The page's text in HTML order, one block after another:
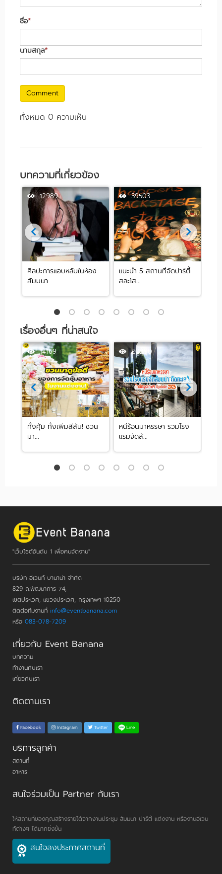
ชื่อ*
นามสกุล*
Comment
ทั้งหมด 0 ความเห็น
บทความที่เกี่ยวข้อง
12989
ศิลปะการแอบหลับในห้อง
สัมมนา
39503
แนะนำ 5 สถานที่จัดปาร์ตี้
สละโส...
เรื่องอื่นๆ ที่น่าสนใจ
14169
ทั้งคุ้ม ทั้งเพิ่มสีสัน! ชวน
มา...
20290
หนีร้อนมาหรรษา รวมโรง
แรมจัดสั...
"เว็บไซต์อันดับ 1 เพื่อคนจัดงาน"
บริษัท อีเวนท์ บานาน่า จำกัด
829 ถ.พัฒนาการ 74,
เขตประเวศ, แขวงประเวศ, กรุงเทพฯ 10250
ติดต่อทีมงานที่ info@eventbanana.com
หรือ 083-078-7209
เกี่ยวกับ Event Banana
บทความ
ทำงานกับเรา
เกี่ยวกับเรา
ติดตามเรา
Facebook Instagram Twitter Line
บริการลูกค้า
สถานที่
อาหาร
สนใจร่วมเป็น Partner กับเรา
ให้สถานที่ของคุณสร้างรายได้จากงานประชุม สัมมนา ปาร์ตี้ แต่งงาน หรืองานอีเวน
ท์ต่างๆ ได้มากยิ่งขึ้น
สนใจลงประกาศสถานที่